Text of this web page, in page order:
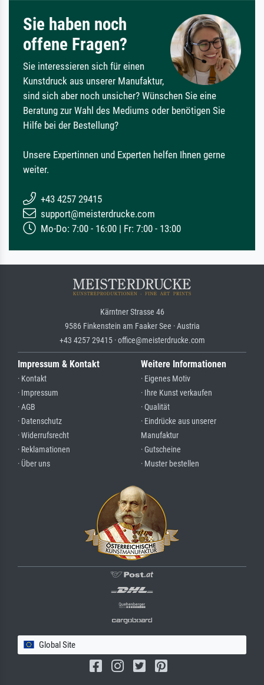
Sie haben noch
offene Fragen?
Sie interessieren sich für einen
Kunstdruck aus unserer Manufaktur,
sind sich aber noch unsicher? Wünschen Sie eine
Beratung zur Wahl des Mediums oder benötigen Sie
Hilfe bei der Bestellung?
Unsere Expertinnen und Experten helfen Ihnen gerne
weiter.
+43 4257 29415
support@meisterdrucke.com
Mo-Do: 7:00 - 16:00 | Fr: 7:00 - 13:00
Kärntner Strasse 46
9586 Finkenstein am Faaker See · Austria
+43 4257 29415 · office@meisterdrucke.com
Impressum & Kontakt
· Kontakt
· Impressum
· AGB
· Datenschutz
· Widerrufsrecht
· Reklamationen
· Über uns
Weitere Informationen
· Eigenes Motiv
· Ihre Kunst verkaufen
· Qualität
· Eindrücke aus unserer
Manufaktur
· Gutscheine
· Muster bestellen
Global Site